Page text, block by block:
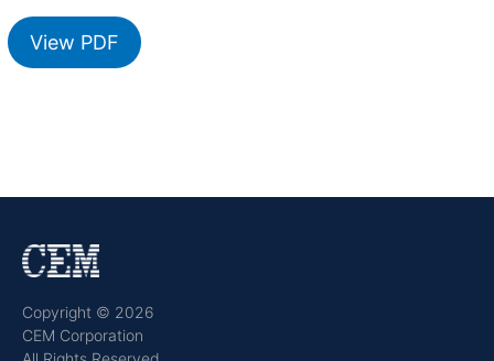
View PDF
Copyright © 2026
CEM Corporation